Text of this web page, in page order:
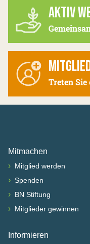
AKTIV
Treten
Mitmachen
› Mitglied werden
› Spenden
› BN Stiftung
› Mitglieder gewinnen
Informieren